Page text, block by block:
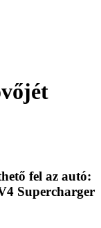
fel az autó:
Supercharger